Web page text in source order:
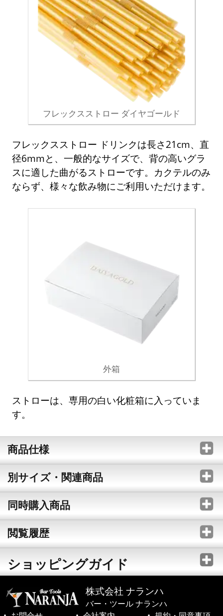
フレックスストロー ダイヤゴールド
フレックスストロー ドリンクは長さ21cm、直
径6mmと、一般的なサイズで、背の高いグラ
スに適した曲がるストローです。カクテルのみ
ならず、様々な飲み物にご利用いただけます。
外箱
ストローは、専用の白い化粧箱に入っていま
す。
商品仕様
別サイズ・関連商品
同時購入商品
閲覧履歴
ショッピングガイド
株式会社 ナランハ
バー・ツール ナランハ